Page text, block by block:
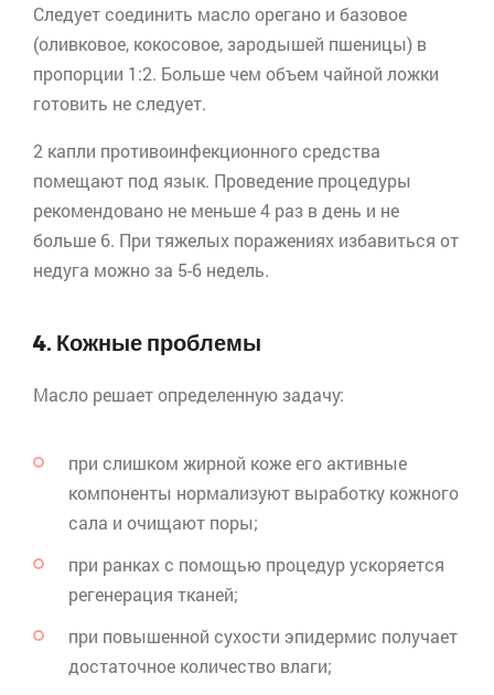
Следует соединить маслоорегано и базовое
(оливковое, кокосовое, зародышей пшеницы) в
пропорции 1:2. Больше чем объем чайной ложки
готовить не следует.
2 капли противоинфекционногосредства
помещают под язык. Проведение процедуры
рекомендовано не меньше 4 раз в день и не
больше 6. При тяжелых поражениях избавиться от
недуга можно за 5-6 недель.
4. Кожные проблемы
Масло решает определенную задачу:
при слишком жирной коже его активные
компоненты нормализуют выработку кожного
сала и очищают поры;
при ранках с помощью процедур ускоряется
регенерация тканей;
при повышенной сухости эпидермис получает
достаточное количество влаги;